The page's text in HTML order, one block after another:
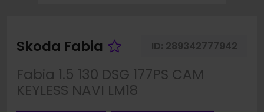
Skoda Fabia Fahrzeug merken
ID: 289342777942
Fabia 1.5 130 DSG 177PS CAM
KEYLESS NAVI LM18